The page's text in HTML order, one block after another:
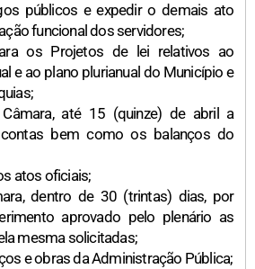
públicos e expedir o demais ato
funcional dos servidores;
os Projetos de lei relativos ao
e ao plano plurianual do Município e
Câmara, até 15 (quinze) de abril a
bem como os balanços do
atos oficiais;
dentro de 30 (trintas) dias, por
aprovado pelo plenário as
mesma solicitadas;
e obras da Administração Pública;